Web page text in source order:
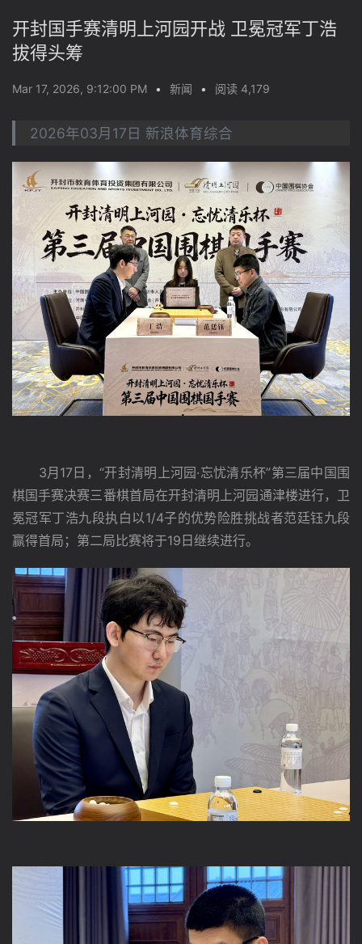
开封国手赛清明上河园开战 卫冕冠军丁浩
拔得头筹
Mar 17, 2026, 9:12:00 PM • 新闻 • 阅读 4,179
2026年03月17日 新浪体育综合
3月17日，“开封清明上河园·忘忧清乐杯”第三届中国围
棋国手赛决赛三番棋首局在开封清明上河园通津楼进行，卫
冕冠军丁浩九段执白以1/4子的优势险胜挑战者范廷钰九段
赢得首局；第二局比赛将于19日继续进行。